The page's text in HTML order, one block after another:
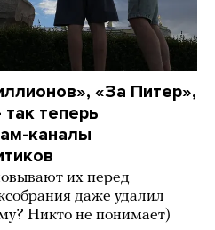
«За Питер»,
теперь
каналы
их перед
даже удалил
Никто не понимает)